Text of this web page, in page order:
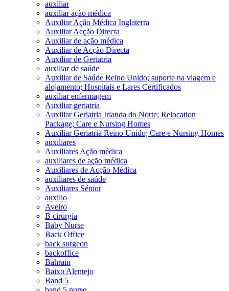
auxiliar
auxiliar ação médica
Auxiliar Ação Médica Inglaterra
Auxiliar Acção Directa
Auxiliar de ação médica
Auxiliar de Acção Directa
Auxiliar de Geriatria
auxiliar de saúde
Auxiliar de Saúde Reino Unido; suporte na viagem e
alojamento; Hospitais e Lares Certificados
auxiliar enfermagem
Auxiliar geriatria
Auxiliar Geriatria Irlanda do Norte; Relocation
Package; Care e Nursing Homes
Auxiliar Geriatria Reino Unido; Care e Nursing Homes
auxiliares
Auxiliares Ação médica
auxiliares de ação médica
Auxiliares de Acção Médica
auxiliares de saúde
Auxiliares Sénior
auxilio
Aveiro
B cirurgia
Baby Nurse
Back Office
back surgeon
backoffice
Bahrain
Baixo Alentejo
Band 5